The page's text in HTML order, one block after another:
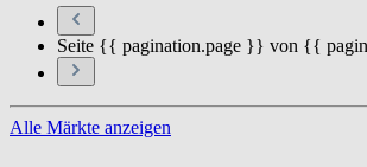
Seite {{ pagination.page }} von {{
Alle Märkte anzeigen